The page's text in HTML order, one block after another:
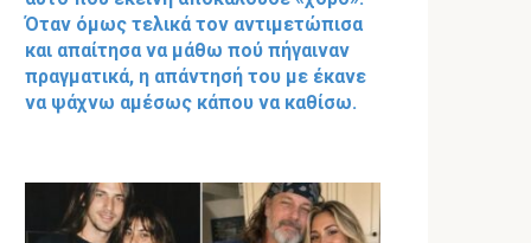
Όταν όμως τελικά τον αντιμετώπισα
και απαίτησα να μάθω πού πήγαιναν
πραγματικά, η απάντησή του με έκανε
να ψάχνω αμέσως κάπου να καθίσω.